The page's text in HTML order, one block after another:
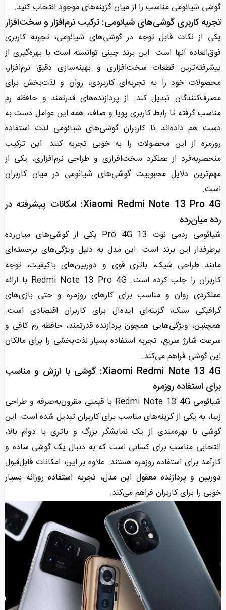
گوشی شیائومی مناسب را از میان گزینه‌های موجود انتخاب کنید.
تجربه کاربری گوشی‌های شیائومی: ترکیب نرم‌افزار و سخت‌افزار
یکی از نکات قابل توجه در گوشی‌های شیائومی، تجربه کاربری
فوق‌العاده آنها است. این برند چینی توانسته است با بهره‌گیری از
پیشرفته‌ترین قطعات سخت‌افزاری و بهینه‌سازی دقیق نرم‌افزار،
محصولات خود را به تجربه‌ای کاربردی، روان و لذت‌بخش برای
مصرف‌کنندگان تبدیل کند. از پردازنده‌های قدرتمند و حافظه رم
مناسب گرفته تا رابط کاربری پویا و صاف، همه این عوامل دست به
دست هم داده‌اند تا کاربران گوشی‌های شیائومی لذت استفاده
روزمره از این محصولات را به خوبی تجربه کنند. این ترکیب
منحصربه‌فرد از عملکرد سخت‌افزاری و طراحی نرم‌افزاری، یکی از
مهم‌ترین دلایل محبوبیت گوشی‌های شیائومی در میان کاربران
است.
Xiaomi Redmi Note 13 Pro 4G: امکانات پیشرفته در
رده میان‌رده
شیائومی ردمی نوت 13 Pro 4G یکی از گوشی‌های میان‌رده
پرطرفدار این برند است. این مدل به دلیل ویژگی‌های برجسته‌ای
مانند طراحی شیک، باتری قوی و دوربین‌های باکیفیت، توجه
کاربران را جلب کرده است. Redmi Note 13 Pro 4G با ارائه
عملکردی روان و مناسب برای کارهای روزمره و حتی بازی‌های
گرافیکی سبک، گزینه‌ای ایده‌آل برای کاربران اقتصادی است.
همچنین، ویژگی‌هایی همچون پردازنده قدرتمند، حافظه رم کافی و
سرعت شارژ سریع، تجربه استفاده بسیار لذت‌بخشی را برای مالکان
این گوشی فراهم می‌کند.
Xiaomi Redmi Note 13 4G: گوشی با ارزش و مناسب
برای استفاده روزمره
شیائومی Redmi Note 13 4G با قیمتی مقرون‌به‌صرفه و طراحی
زیبا، به یکی از گزینه‌های مناسب برای کاربران تبدیل شده است. این
گوشی با بهره‌مندی از یک نمایشگر بزرگ و باتری با دوام بالا،
انتخابی مناسب برای کسانی است که به دنبال یک گوشی ساده و
کارآمد برای استفاده روزمره هستند. علاوه بر این، امکانات قابل‌قبول
دوربین و پردازنده معقول این مدل، تجربه استفاده روزانه بسیار
خوبی را برای کاربران فراهم می‌کند.